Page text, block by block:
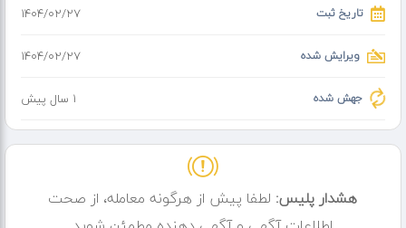
غرب تهران
تاریخ ثبت ۱۴۰۴/۰۲/۲۷
ویرایش شده ۱۴۰۴/۰۲/۲۷
جهش شده 1 سال پیش
هشدار پلیس: لطفا پیش از هرگونه معامله، از صحت